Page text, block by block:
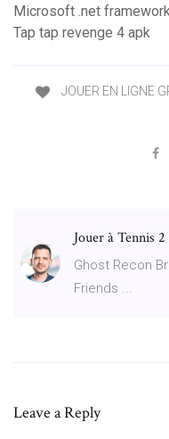
Microsoft .net
Tap tap revenge 4 apk
JOUER EN LIGNE
Jouer à Tennis
Ghost Recon
Friends ...
Leave a Reply